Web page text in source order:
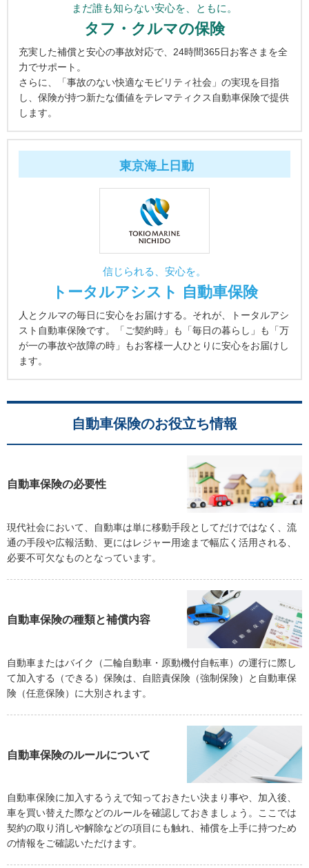
まだ誰も知らない安心を、ともに。
タフ・クルマの保険
充実した補償と安心の事故対応で、24時間365日お客さまを全
力でサポート。
さらに、「事故のない快適なモビリティ社会」の実現を目指
し、保険が持つ新たな価値をテレマティクス自動車保険で提供
します。
東京海上日動
信じられる、安心を。
トータルアシスト 自動車保険
人とクルマの毎日に安心をお届けする。それが、トータルアシ
スト自動車保険です。「ご契約時」も「毎日の暮らし」も「万
が一の事故や故障の時」もお客様一人ひとりに安心をお届けし
ます。
自動車保険のお役立ち情報
自動車保険の必要性
現代社会において、自動車は単に移動手段としてだけではなく、流
通の手段や広報活動、更にはレジャー用途まで幅広く活用される、
必要不可欠なものとなっています。
自動車保険の種類と補償内容
自動車またはバイク（二輪自動車・原動機付自転車）の運行に際し
て加入する（できる）保険は、自賠責保険（強制保険）と自動車保
険（任意保険）に大別されます。
自動車保険のルールについて
自動車保険に加入するうえで知っておきたい決まり事や、加入後、
車を買い替えた際などのルールを確認しておきましょう。ここでは
契約の取り消しや解除などの項目にも触れ、補償を上手に持つため
の情報をご確認いただけます。